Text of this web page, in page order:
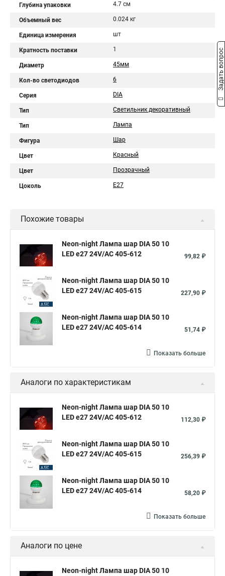
Глубина упаковки 4.7 см
Объемный вес 0.024 кг
Единица измерения шт
Кратность поставки 1
Диаметр 45мм
Кол-во светодиодов 6
Серия DIA
Тип Светильник декоративный
Тип Лампа
Фигура Шар
Цвет Красный
Цвет Прозрачный
Цоколь E27
Похожие товары
Neon-night Лампа шар DIA 50 10
LED е27 24V/AC 405-612
99,82 ₽
Neon-night Лампа шар DIA 50 10
LED е27 24V/AC 405-615
227,90 ₽
Neon-night Лампа шар DIA 50 10
LED е27 24V/AC 405-614
51,74 ₽
Показать больше
Аналоги по характеристикам
Neon-night Лампа шар DIA 50 10
LED е27 24V/AC 405-612
112,30 ₽
Neon-night Лампа шар DIA 50 10
LED е27 24V/AC 405-615
256,39 ₽
Neon-night Лампа шар DIA 50 10
LED е27 24V/AC 405-614
58,20 ₽
Показать больше
Аналоги по цене
Neon-night Лампа шар DIA 50 10
Задать вопрос